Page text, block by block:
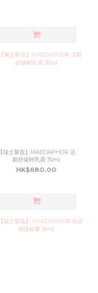
【瑞士製造】MAEDAPHOR 活
顏舒緩輕乳霜 30ml
HK$680.00